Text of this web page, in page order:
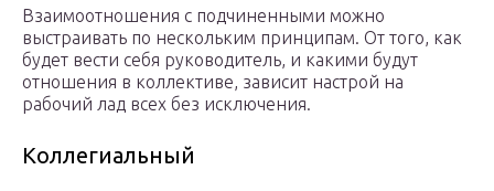
Взаимоотношения с подчиненными можно
выстраивать по нескольким принципам. От того, как
будет вести себя руководитель, и какими будут
отношения в коллективе, зависит настрой на
рабочий лад всех без исключения.
Коллегиальный